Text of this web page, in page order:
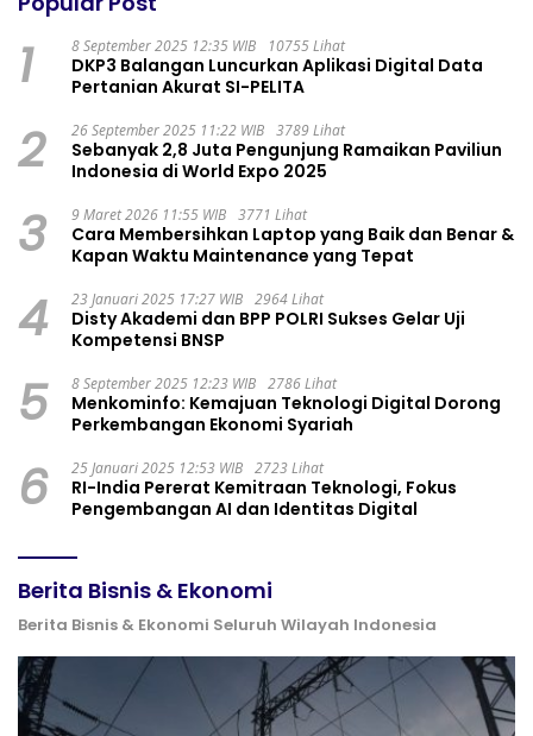
1 8 September 2025 12:35 WIB 10755 Lihat
DKP3 Balangan Luncurkan Aplikasi Digital Data
Pertanian Akurat SI-PELITA
2 26 September 2025 11:22 WIB 3789 Lihat
Sebanyak 2,8 Juta Pengunjung Ramaikan Paviliun
Indonesia di World Expo 2025
3 9 Maret 2026 11:55 WIB 3771 Lihat
Cara Membersihkan Laptop yang Baik dan Benar &
Kapan Waktu Maintenance yang Tepat
4 23 Januari 2025 17:27 WIB 2964 Lihat
Disty Akademi dan BPP POLRI Sukses Gelar Uji
Kompetensi BNSP
5 8 September 2025 12:23 WIB 2786 Lihat
Menkominfo: Kemajuan Teknologi Digital Dorong
Perkembangan Ekonomi Syariah
6 25 Januari 2025 12:53 WIB 2723 Lihat
RI-India Pererat Kemitraan Teknologi, Fokus
Pengembangan AI dan Identitas Digital
Berita Bisnis & Ekonomi
Berita Bisnis & Ekonomi Seluruh Wilayah Indonesia